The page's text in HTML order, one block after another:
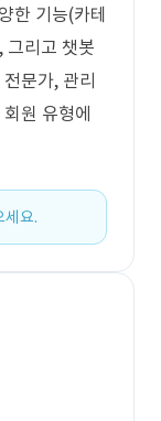
한 기능(카테
그리고 챗봇
문가, 관리
원 유형에
세요.